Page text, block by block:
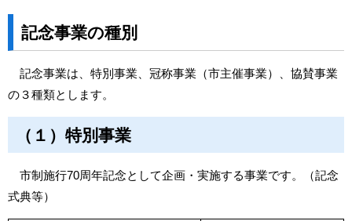
記念事業の種別
記念事業は、特別事業、冠称事業（市主催事業）、協賛事業
の３種類とします。
（１）特別事業
市制施行70周年記念として企画・実施する事業です。（記念
式典等）